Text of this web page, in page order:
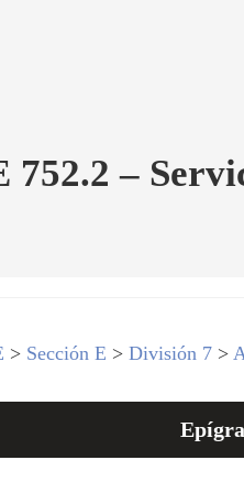
752.2 –
> Sección E >División 7 >